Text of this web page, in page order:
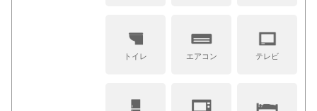
トイレ エアコン テレビ